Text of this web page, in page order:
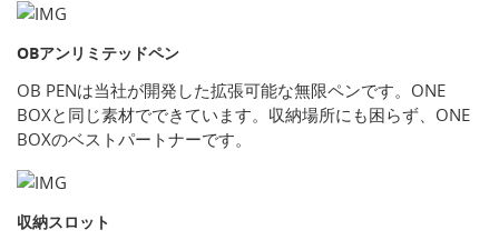
OBアンリミテッドペン
OB PENは当社が開発した拡張可能な無限ペンです。ONE
BOXと同じ素材でできています。収納場所にも困らず、ONE
BOXのベストパートナーです。
収納スロット